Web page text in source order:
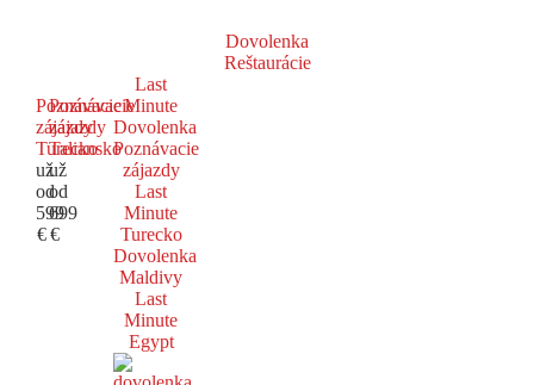
Dovolenka
Reštaurácie
Poznávacie
zájazdy
Turecko
už
od
599
€
Poznávacie
zájazdy
Taliansko
už
od
699
€
Last
Minute
Dovolenka
Poznávacie
zájazdy
Last
Minute
Turecko
Dovolenka
Maldivy
Last
Minute
Egypt